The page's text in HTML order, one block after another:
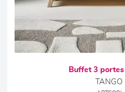
Buffet 3
TANGO